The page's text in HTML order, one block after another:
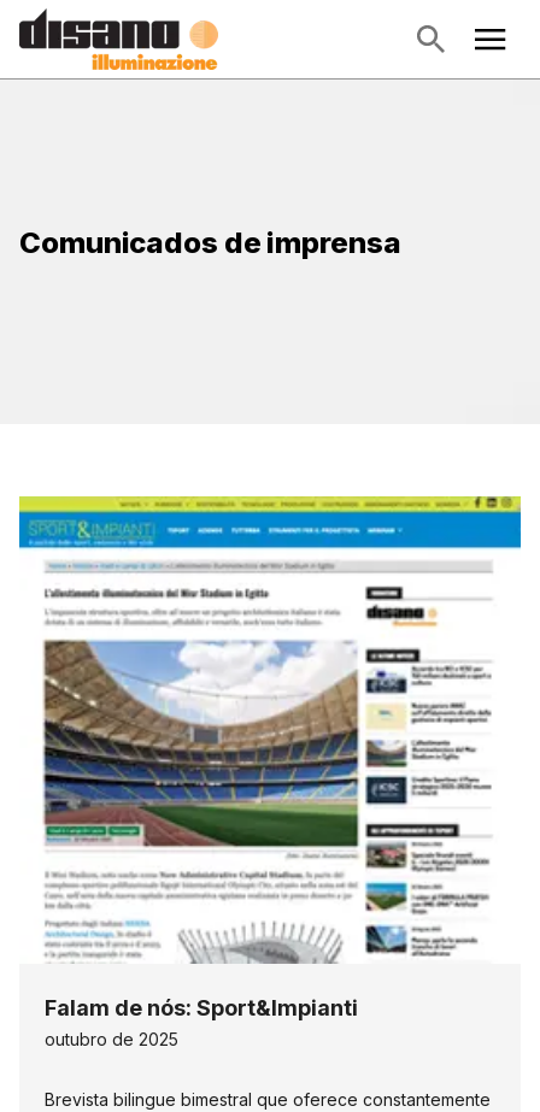
Comunicados de imprensa
Falam de nós: Sport&Impianti
outubro de 2025
Brevista bilingue bimestral que oferece constantemente